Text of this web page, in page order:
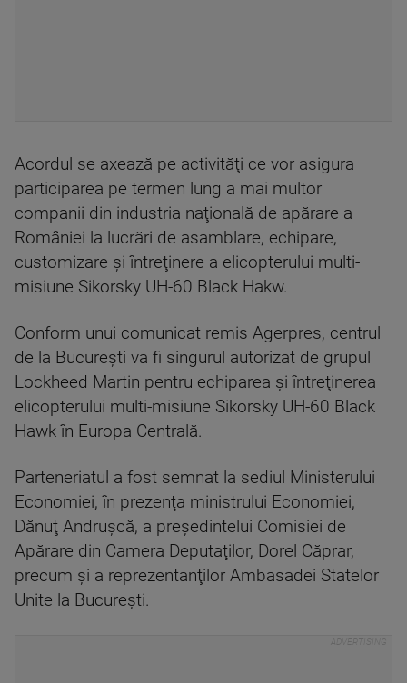
Acordul se axează pe activităţi ce vor asigura
participarea pe termen lung a mai multor
companii din industria naţională de apărare a
României la lucrări de asamblare, echipare,
customizare şi întreţinere a elicopterului multi-
misiune Sikorsky UH-60 Black Hakw.
Conform unui comunicat remis Agerpres, centrul
de la Bucureşti va fi singurul autorizat de grupul
Lockheed Martin pentru echiparea şi întreţinerea
elicopterului multi-misiune Sikorsky UH-60 Black
Hawk în Europa Centrală.
Parteneriatul a fost semnat la sediul Ministerului
Economiei, în prezenţa ministrului Economiei,
Dănuţ Andruşcă, a preşedintelui Comisiei de
Apărare din Camera Deputaţilor, Dorel Căprar,
precum şi a reprezentanţilor Ambasadei Statelor
Unite la Bucureşti.